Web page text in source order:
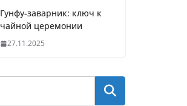
Гунфу-заварник: ключ к
чайной церемонии
27.11.2025